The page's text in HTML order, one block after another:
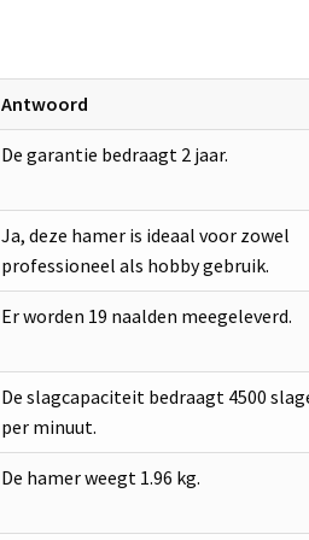
Antwoord
De garantie bedraagt 2 jaar.
Ja, deze hamer is ideaal voor zowel
professioneel als hobby gebruik.
Er worden 19 naalden meegeleverd.
De slagcapaciteit bedraagt 4500
per minuut.
De hamer weegt 1.96 kg.